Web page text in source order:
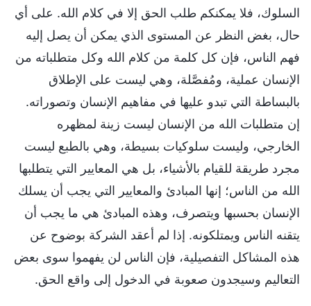
السلوك، فلا يمكنكم طلب الحق إلا في كلام الله. على أي
حال، بغض النظر عن المستوى الذي يمكن أن يصل إليه
فهم الناس، فإن كل كلمة من كلام الله وكل متطلباته من
الإنسان عملية، ومُفصَّلة، وهي ليست على الإطلاق
بالبساطة التي تبدو عليها في مفاهيم الإنسان وتصوراته.
إن متطلبات الله من الإنسان ليست زينة لمظهره
الخارجي، وليست سلوكيات بسيطة، وهي بالطبع ليست
مجرد طريقة للقيام بالأشياء، بل هي المعايير التي يتطلبها
الله من الناس؛ إنها المبادئ والمعايير التي يجب أن يسلك
الإنسان بحسبها ويتصرف، وهذه المبادئ هي ما يجب أن
يتقنه الناس ويمتلكونه. إذا لم أعقد الشركة بوضوح عن
هذه المشاكل التفصيلية، فإن الناس لن يفهموا سوى بعض
التعاليم وسيجدون صعوبة في الدخول إلى واقع الحق.